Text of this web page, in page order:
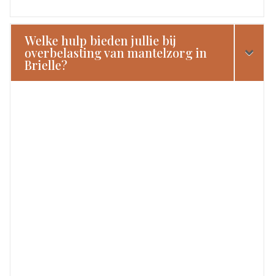
Welke hulp bieden jullie bij
overbelasting van mantelzorg in
Brielle?